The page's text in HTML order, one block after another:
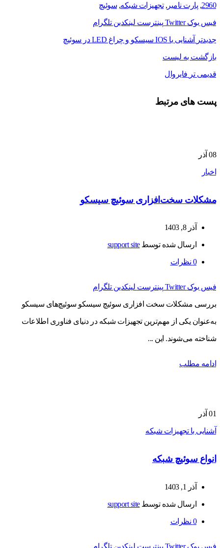
2960
, پارت نامبر ,تجهیزات شبکه, سوئیچ
فیس بوک Twitter پینترست لینکدین تلگرام
جدیدتر آشنایی با IOS سیسکو و چراغ LED در سوئیچ
بازگشت به لیست
قدیمی تر فایروال
پست های مرتبط
08 آذر
اخبار
مشکلات سخت‌افزاری سوئیچ سیسکو
آذر 8, 1403
ارسال شده توسطsupport site
0 نظرات
فیس بوک Twitter پینترست لینکدین تلگرام
بررسی مشکلات سخت افزاری سوئیچ سیسکو سوئیچ‌های سیسکو
به‌عنوان یکی از مهم‌ترین تجهیزات شبکه در دنیای فناوری اطلاعات
شناخته می‌شوند. این ...
ادامه مطلب
01 آذر
آشنایی با تجهیزات شبکه
انواع سوئیچ شبکه
آذر 1, 1403
ارسال شده توسطsupport site
0 نظرات
فیس بوک Twitter پینترست لینکدین تلگرام